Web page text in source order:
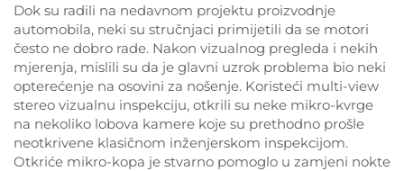
Dok su radili na nedavnom projektu proizvodnje
automobila, neki su stručnjaci primijetili da se motori
često ne dobro rade. Nakon vizualnog pregleda i nekih
mjerenja, mislili su da je glavni uzrok problema bio neki
opterećenje na osovini za nošenje. Koristeći multi-view
stereo vizualnu inspekciju, otkrili su neke mikro-kvrge
na nekoliko lobova kamere koje su prethodno prošle
neotkrivene klasičnom inženjerskom inspekcijom.
Otkriće mikro-kopa je stvarno pomoglo u zamjeni nokte